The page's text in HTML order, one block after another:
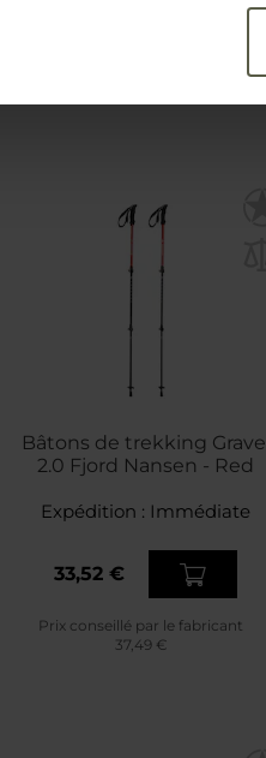
Bâtons de trekking Gravel
2.0 Fjord Nansen - Red
Expédition : Immédiate
33,52 €
Prix conseillé par le fabricant
37,49 €